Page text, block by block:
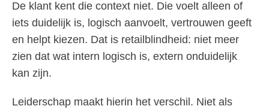
De klant kent die context niet. Die voelt alleen of
iets duidelijk is, logisch aanvoelt, vertrouwen geeft
en helpt kiezen. Dat is retailblindheid: niet meer
zien dat wat intern logisch is, extern onduidelijk
kan zijn.
Leiderschap maakt hierin het verschil. Niet als